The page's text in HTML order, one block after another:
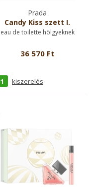
Prada
Candy Kiss szett I.
eau de toilette hölgyeknek
36 570 Ft
1 kiszerelés